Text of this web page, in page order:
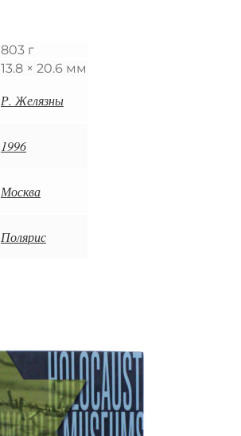
803 г
13.8 × 20.6 мм
Р. Желязны
1996
Москва
Полярис